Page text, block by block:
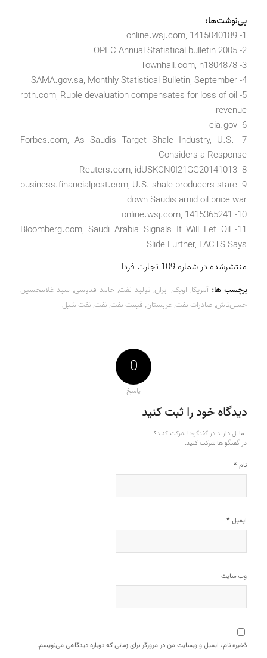
پی‌نوشت‌ها:
1- online.wsj.com, 1415040189
2- OPEC Annual Statistical bulletin 2005
3- Townhall.com, n1804878
4- SAMA.gov.sa, Monthly Statistical Bulletin, September
5- rbth.com, Ruble devaluation compensates for loss of oil
revenue
6- eia.gov
7- Forbes.com, As Saudis Target Shale Industry, U.S.
Considers a Response
8- Reuters.com, idUSKCN0I21GG20141013
9- business.financialpost.com, U.S. shale producers stare
down Saudis amid oil price war
10- online.wsj.com, 1415365241
11- Bloomberg.com, Saudi Arabia Signals It Will Let Oil
Slide Further, FACTS Says
منتشرشده در شماره 109 تجارت فردا
برچسب ها: آمریکا, اوپک, ایران, تولید نفت, حامد قدوسی, سید غلامحسین
حسن‌تاش,صادرات نفت,عربستان,قیمت نفت,نفت,نفت شیل
0
پاسخ
دیدگاه خود را ثبت کنید
تمایل دارید در گفتگوها شرکت کنید؟
در گفتگو ها شرکت کنید.
نام *
ایمیل *
وب‌ سایت
ذخیره نام، ایمیل و وبسایت من در مرورگر برای زمانی که دوباره دیدگاهی می‌نویسم.